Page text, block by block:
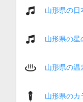
山形県の日
山形県の星
山形県の温
山形県のカ